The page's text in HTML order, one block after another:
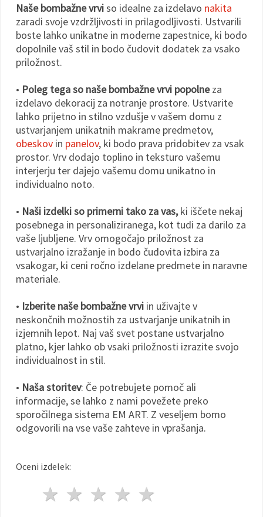
Naše bombažne vrviso idealne za izdelavo nakita
zaradi svoje vzdržljivosti in prilagodljivosti. Ustvarili
boste lahko unikatne in moderne zapestnice, ki bodo
dopolnile vaš stil in bodo čudovit dodatek za vsako
priložnost.
• Poleg tega so naše bombažne vrvi popolneza
izdelavo dekoracij za notranje prostore. Ustvarite
lahko prijetno in stilno vzdušje v vašem domu z
ustvarjanjem unikatnih makrame predmetov,
obeskov in panelov, ki bodo prava pridobitev za vsak
prostor. Vrv dodajo toplino in teksturo vašemu
interjerju ter dajejo vašemu domu unikatno in
individualno noto.
• Naši izdelki so primerni tako za vas,ki iščete nekaj
posebnega in personaliziranega, kot tudi za darilo za
vaše ljubljene. Vrv omogočajo priložnost za
ustvarjalno izražanje in bodo čudovita izbira za
vsakogar, ki ceni ročno izdelane predmete in naravne
materiale.
• Izberite naše bombažne vrvi in uživajte v
neskončnih možnostih za ustvarjanje unikatnih in
izjemnih lepot. Naj vaš svet postane ustvarjalno
platno, kjer lahko ob vsaki priložnosti izrazite svojo
individualnost in stil.
• Naša storitev: Če potrebujete pomoč ali
informacije, se lahko z nami povežete preko
sporočilnega sistema EM ART. Z veseljem bomo
odgovorili na vse vaše zahteve in vprašanja.
Oceni izdelek:
4 zvezde
3 zvezde
2 zvezde
1 zvezda